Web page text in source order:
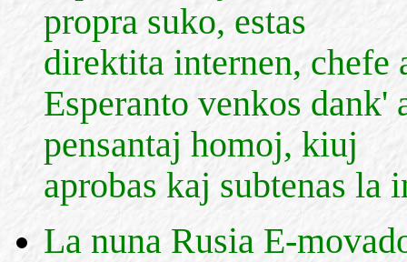
propra suko, estas
direktita internen, chefe
Esperanto venkos dank'
pensantaj homoj, kiuj
aprobas kaj subtenas la
La nuna Rusia E-